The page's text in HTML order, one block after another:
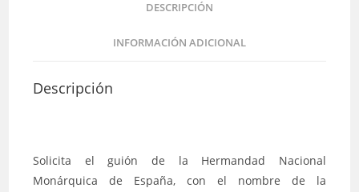
DESCRIPCIÓN
INFORMACIÓN ADICIONAL
Descripción
Solicita el guión de la Hermandad Nacional
Monárquica de España, con el nombre de la